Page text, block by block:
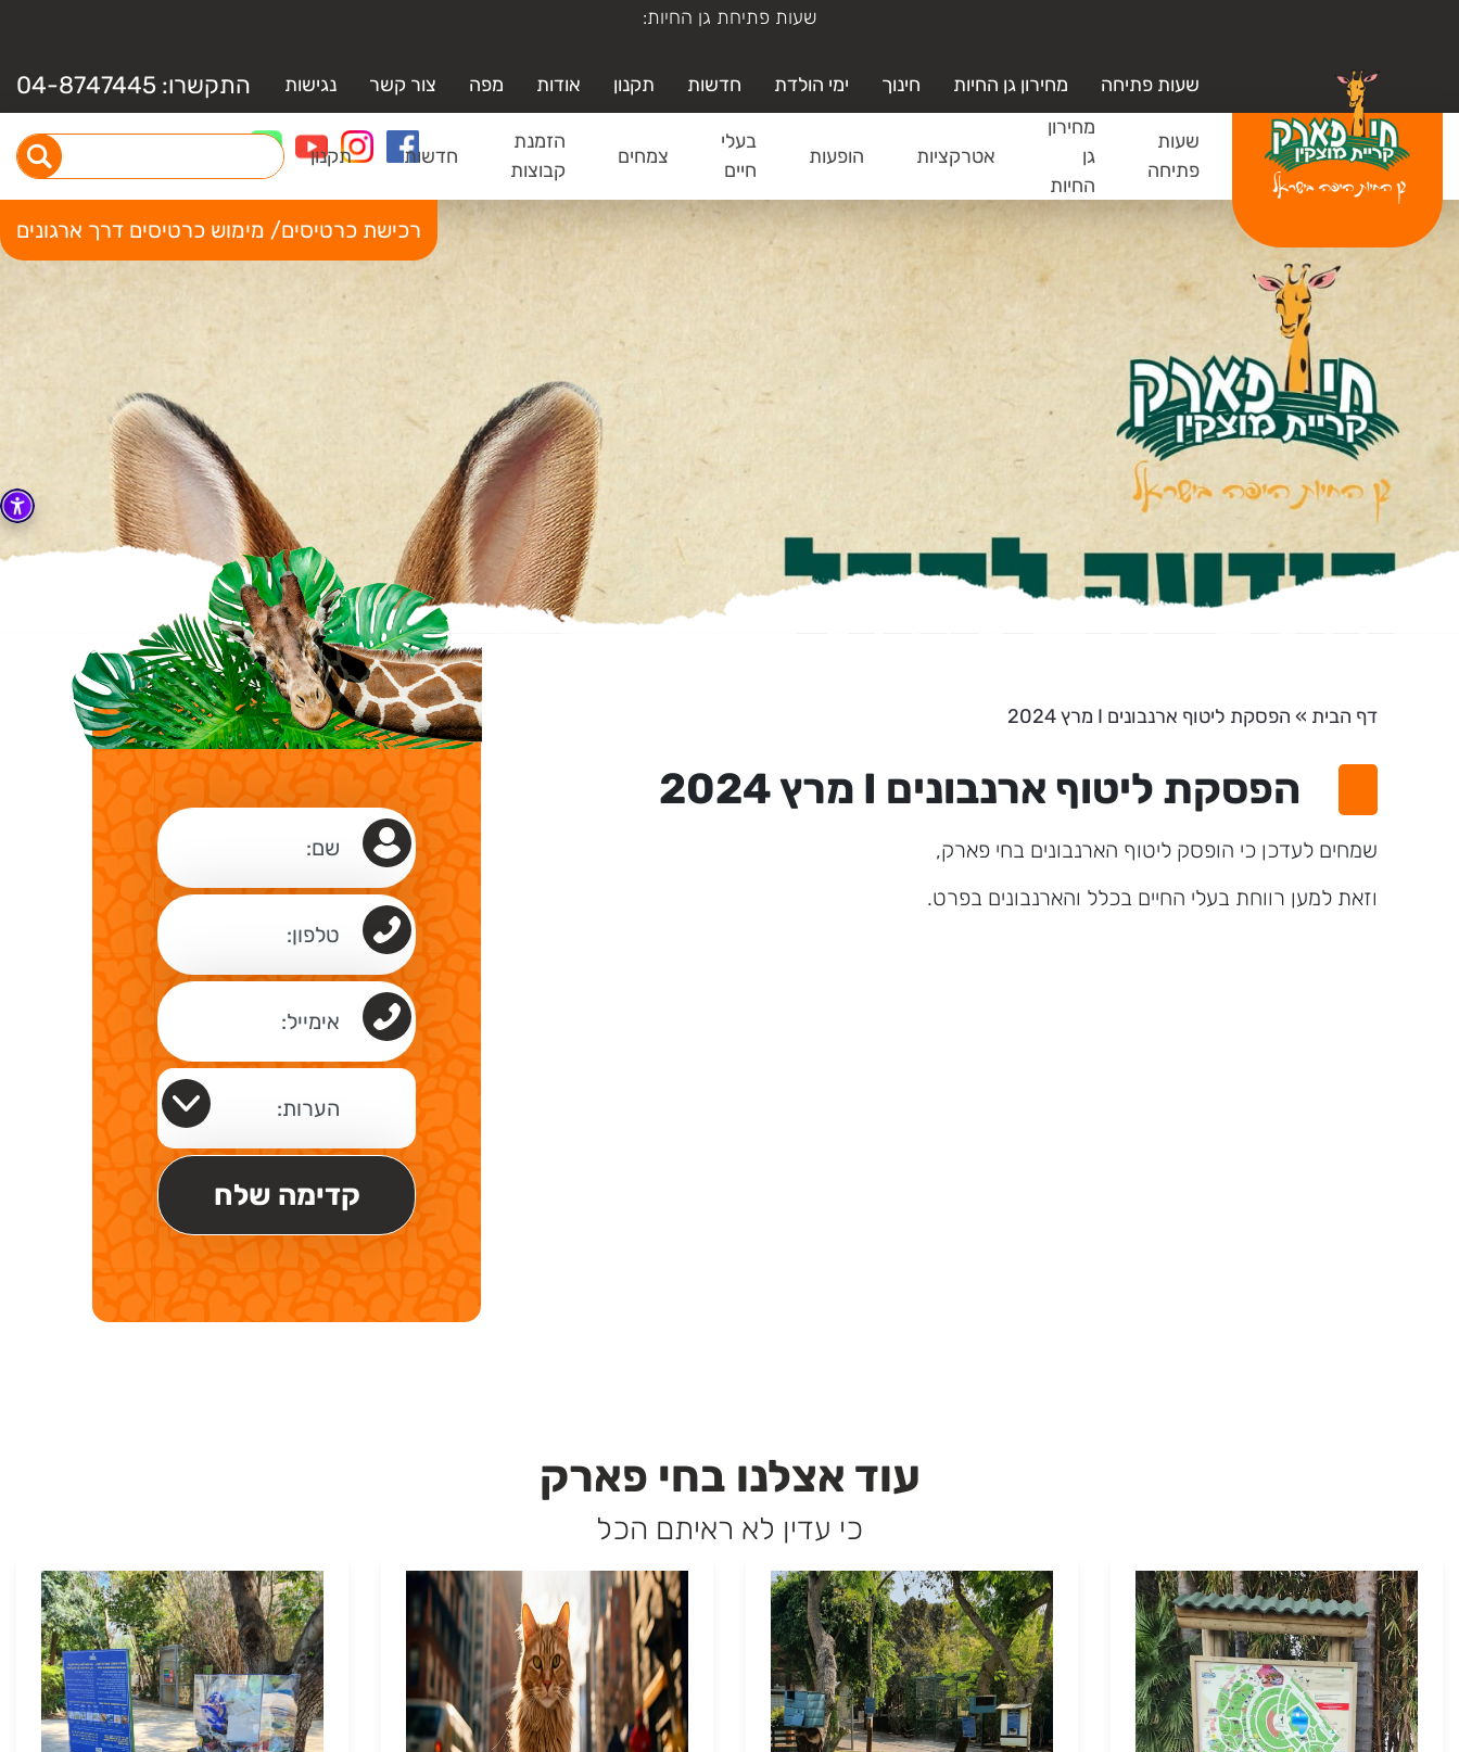
ימי א'-ה' משעה 19:00-9:00
שעות פתיחה מחירון גן החיות חינוך ימי הולדת חדשות תקנון אודות מפה צור קשר נגישות התקשרו: 04-8747445
שעות
פתיחה
מחירון
גן
החיות
אטרקציות הופעות
בעלי
חיים
צמחים
הזמנת
קבוצות
חדשות תקנון
רכישת כרטיסים/ מימוש כרטיסים דרך ארגונים
דף הבית » הפסקת ליטוף ארנבונים I מרץ 2024
הפסקת ליטוף ארנבונים I מרץ 2024
שמחים לעדכן כי הופסק ליטוף הארנבונים בחי פארק,
וזאת למען רווחת בעלי החיים בכלל והארנבונים בפרט.
עוד אצלנו בחי פארק
כי עדין לא ראיתם הכל